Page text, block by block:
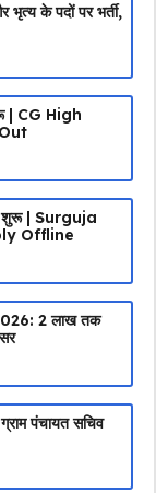
के पदों पर भर्ती,
| CG High
शुरू | Surguja
Offline
₹2 लाख तक
पंचायत सचिव